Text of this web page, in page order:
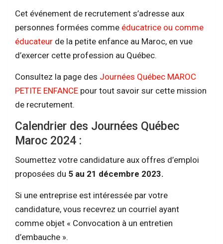
Cet événement de recrutement s’adresse aux
personnes formées comme éducatrice ou comme
éducateur de la petite enfance au Maroc, en vue
d’exercer cette profession au Québec.
Consultez la page des Journées Québec MAROC
PETITE ENFANCE pour tout savoir sur cette mission
de recrutement.
Calendrier des Journées Québec
Maroc 2024 :
Soumettez votre candidature aux offres d’emploi
proposées du 5 au 21 décembre 2023.
Si une entreprise est intéressée par votre
candidature, vous recevrez un courriel ayant
comme objet « Convocation à un entretien
d’embauche ».